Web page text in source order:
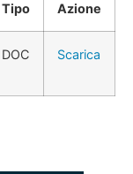
Tipo Azione
DOC Scarica